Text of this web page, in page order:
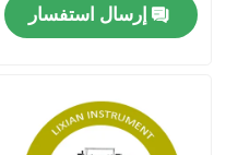
عرض الواقع الافتراضي
إرسال استفسار